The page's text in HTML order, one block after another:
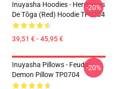
Inuyasha Hoodies - Hermanos
De Tōga (red) Hoodie TP0704
39,51 € - 45,95 €
-20%
Inuyasha Pillows - Feudal
Demon Pillow TP0704
-20%